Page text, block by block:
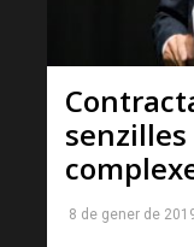
8 de gener de